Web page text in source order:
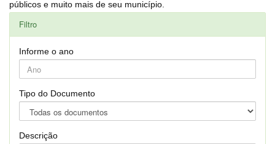
públicos e muito mais de seu município.
Filtro
Informe o ano
Tipo do Documento
Descrição